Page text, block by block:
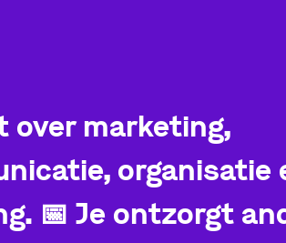
over marketing,
organisatie
📅 Je ontzorgt